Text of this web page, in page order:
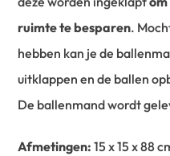
ruimte te besparen.
hebben kan je de
uitklappen en de ballen
De ballenmand wordt
Afmetingen: 15 x 15 x 88